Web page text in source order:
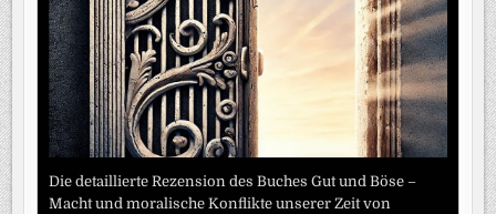
Die detaillierte Rezension des Buches Gut und Böse –
Macht und moralische Konflikte unserer Zeit von